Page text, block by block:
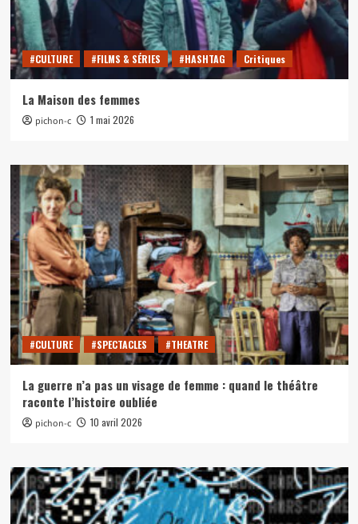
#CULTURE #FILMS & SÉRIES #HASHTAG Critiques
La Maison des femmes
pichon-c 1 mai 2026
#CULTURE #SPECTACLES #THEATRE
La guerre n’a pas un visage de femme : quand le théâtre
raconte l’histoire oubliée
pichon-c 10 avril 2026